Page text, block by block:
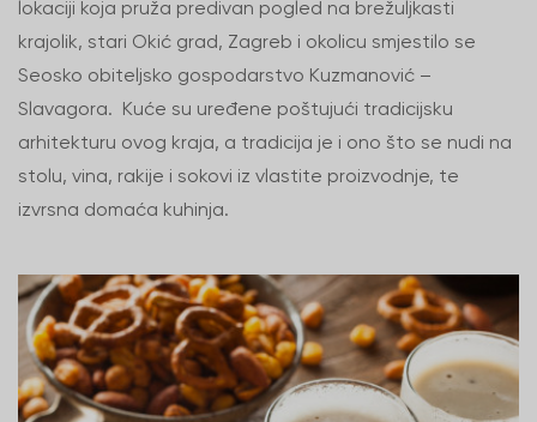
lokaciji koja pruža predivan pogled na brežuljkasti
krajolik, stari Okić grad, Zagreb i okolicu smjestilo se
Seosko obiteljsko gospodarstvo Kuzmanović –
Slavagora. Kuće su uređene poštujući tradicijsku
arhitekturu ovog kraja, a tradicija je i ono što se nudi na
stolu, vina, rakije i sokovi iz vlastite proizvodnje, te
izvrsna domaća kuhinja.